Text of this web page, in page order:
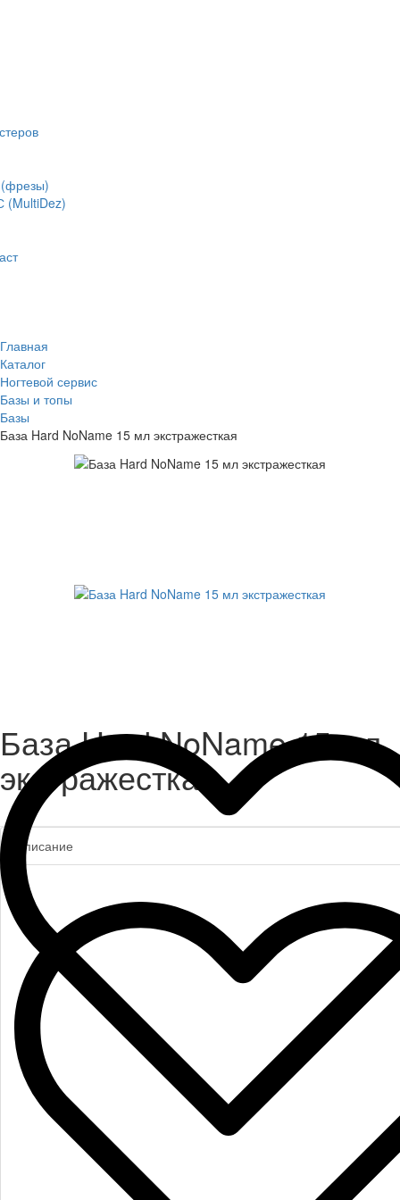
Главная
Каталог
Ногтевой сервис
Базы и топы
Базы
База Hard NoName 15 мл экстражесткая
База Hard NoName 15 мл
экстражесткая
Описание